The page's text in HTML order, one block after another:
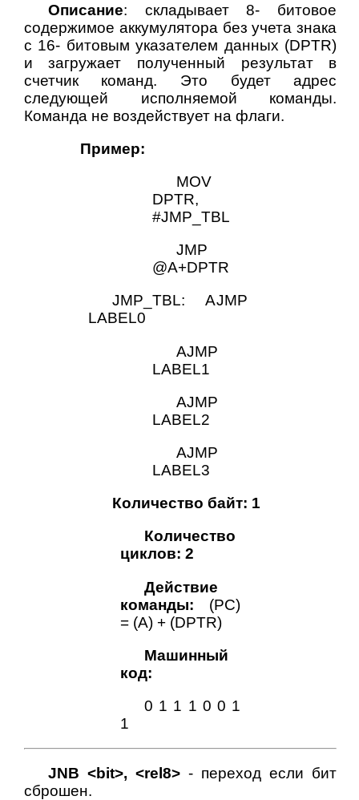
Описание: складывает 8- битовое
содержимое аккумулятора без учета знака
с 16- битовым указателем данных (DPTR)
и загружает полученный результат в
счетчик команд. Это будет адрес
следующей исполняемой команды.
Команда не воздействует на флаги.
Пример:
MOV
DPTR,
#JMP_TBL
JMP
@A+DPTR
JMP_TBL: AJMP
LABEL0
AJMP
LABEL1
AJMP
LABEL2
AJMP
LABEL3
Количество байт: 1
Количество
циклов: 2
Действие
команды: (PC)
= (A) + (DPTR)
Машинный
код:
0 1 1 1 0 0 1
1
JNB <bit>, <rel8>- переход если бит
сброшен.